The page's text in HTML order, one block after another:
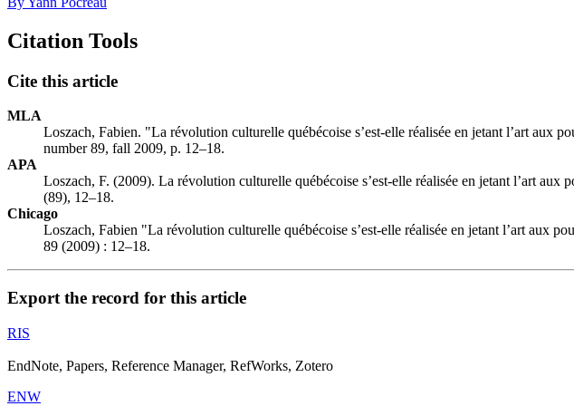
Citation Tools
Cite this article
MLA
Loszach, Fabien. "La révolution culturelle québécoise s’est-elle réalisée en jetant l’art aux
number 89, fall 2009, p. 12–18.
APA
Loszach, F. (2009). La révolution culturelle québécoise s’est-elle réalisée en jetant l’art
(89), 12–18.
Chicago
Loszach, Fabien "La révolution culturelle québécoise s’est-elle réalisée en jetant l’art aux
89 (2009) : 12–18.
Export the record for this article
RIS
EndNote, Papers, Reference Manager, RefWorks, Zotero
ENW